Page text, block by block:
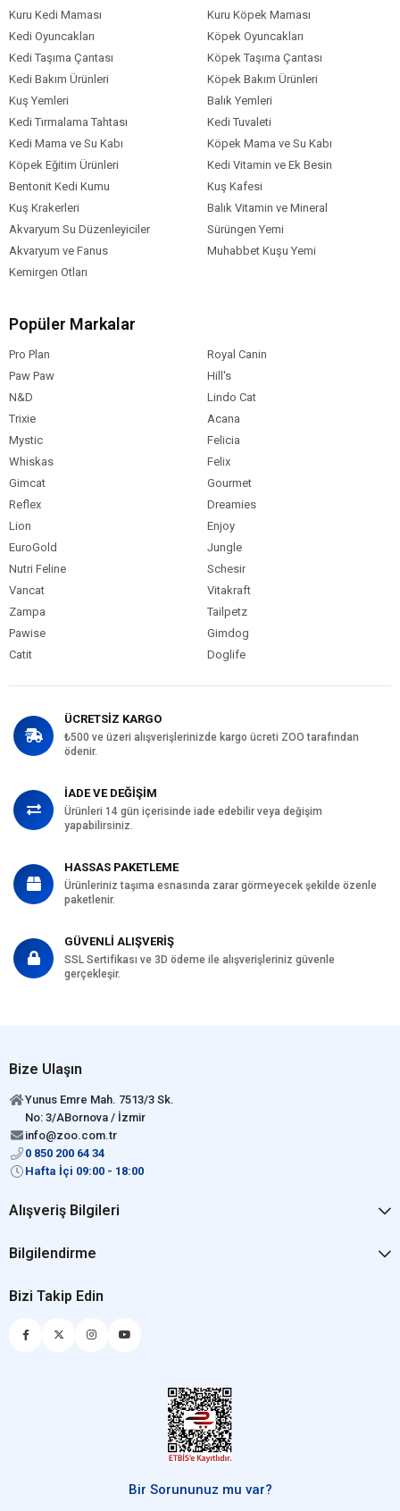
Kuru Kedi Maması
Kuru Köpek Maması
Kedi Oyuncakları
Köpek Oyuncakları
Kedi Taşıma Çantası
Köpek Taşıma Çantası
Kedi Bakım Ürünleri
Köpek Bakım Ürünleri
Kuş Yemleri
Balık Yemleri
Kedi Tırmalama Tahtası
Kedi Tuvaleti
Kedi Mama ve Su Kabı
Köpek Mama ve Su Kabı
Köpek Eğitim Ürünleri
Kedi Vitamin ve Ek Besin
Bentonit Kedi Kumu
Kuş Kafesi
Kuş Krakerleri
Balık Vitamin ve Mineral
Akvaryum Su Düzenleyiciler
Sürüngen Yemi
Akvaryum ve Fanus
Muhabbet Kuşu Yemi
Kemirgen Otları
Popüler Markalar
Pro Plan
Royal Canin
Paw Paw
Hill's
N&D
Lindo Cat
Trixie
Acana
Mystic
Felicia
Whiskas
Felix
Gimcat
Gourmet
Reflex
Dreamies
Lion
Enjoy
EuroGold
Jungle
Nutri Feline
Schesir
Vancat
Vitakraft
Zampa
Tailpetz
Pawise
Gimdog
Catit
Doglife
ÜCRETSİZ KARGO
₺500 ve üzeri alışverişlerinizde kargo ücreti ZOO tarafından
ödenir.
İADE VE DEĞİŞİM
Ürünleri 14 gün içerisinde iade edebilir veya değişim
yapabilirsiniz.
HASSAS PAKETLEME
Ürünleriniz taşıma esnasında zarar görmeyecek şekilde özenle
paketlenir.
GÜVENLİ ALIŞVERİŞ
SSL Sertifikası ve 3D ödeme ile alışverişleriniz güvenle
gerçekleşir.
Bize Ulaşın
Yunus Emre Mah. 7513/3 Sk.
No: 3/ABornova / İzmir
info@zoo.com.tr
0 850 200 64 34
Hafta İçi 09:00 - 18:00
Alışveriş Bilgileri
Bilgilendirme
Bizi Takip Edin
Bir Sorununuz mu var?